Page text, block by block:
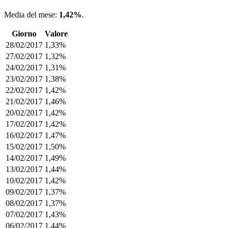
Media del mese: 1,42%.
Giorno
Valore
28/02/2017 1,33%
27/02/2017 1,32%
24/02/2017 1,31%
23/02/2017 1,38%
22/02/2017 1,42%
21/02/2017 1,46%
20/02/2017 1,42%
17/02/2017 1,42%
16/02/2017 1,47%
15/02/2017 1,50%
14/02/2017 1,49%
13/02/2017 1,44%
10/02/2017 1,42%
09/02/2017 1,37%
08/02/2017 1,37%
07/02/2017 1,43%
06/02/2017 1,44%